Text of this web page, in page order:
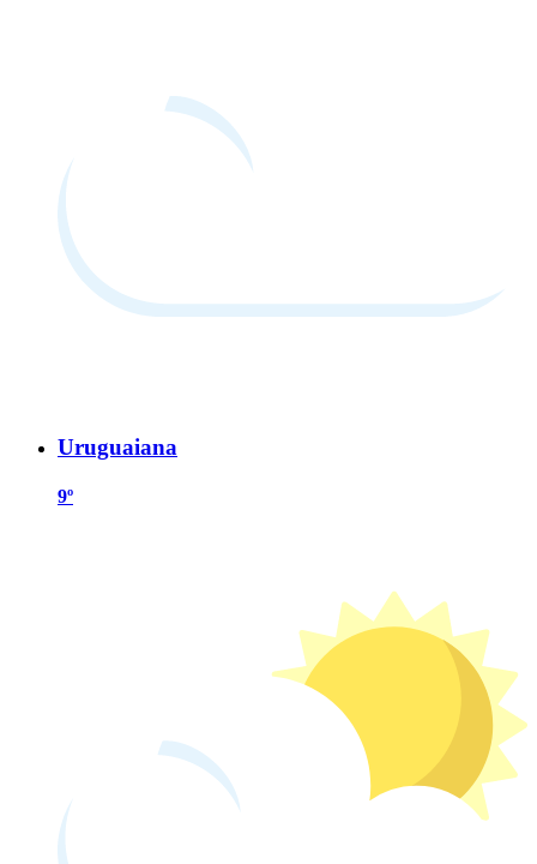
Uruguaiana
9º